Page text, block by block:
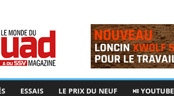
ESSAIS LE PRIX DU NEUF ⏯ YOUTUBE